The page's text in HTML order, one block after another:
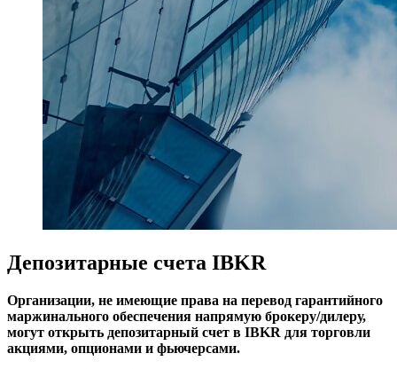
Депозитарные счета IBKR
Организации, не имеющие права на перевод гарантийного
маржинального обеспечения напрямую брокеру/дилеру,
могут открыть депозитарный счет в IBKR для торговли
акциями, опционами и фьючерсами.